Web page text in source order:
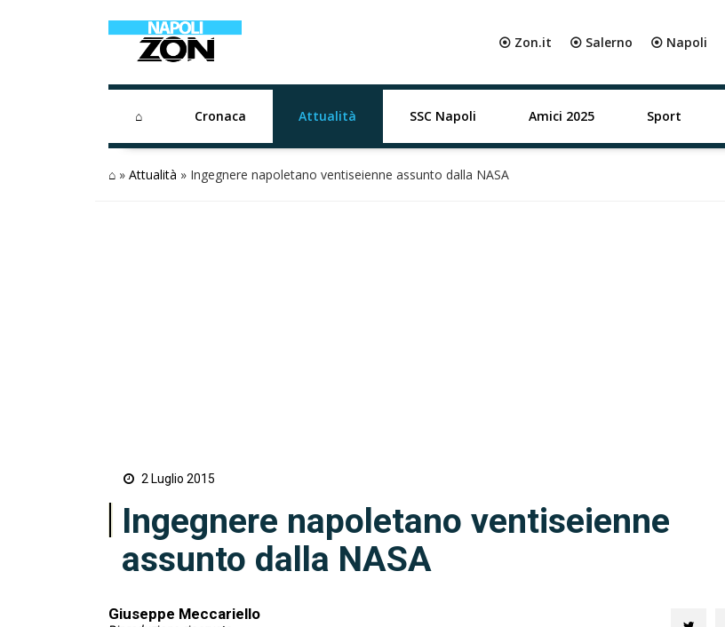
⦿ Zon.it ⦿ Salerno ⦿ Napoli
⌂ Cronaca Attualità SSC Napoli Amici 2025 Sport
⌂ » Attualità » Ingegnere napoletano ventiseienne assunto dalla NASA
2 Luglio 2015
Ingegnere napoletano ventiseienne
assunto dalla NASA
Giuseppe Meccariello